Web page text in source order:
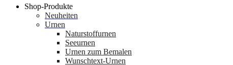
Shop-Produkte
Neuheiten
Urnen
Naturstoffurnen
Seeurnen
Urnen zum Bemalen
Wunschtext-Urnen